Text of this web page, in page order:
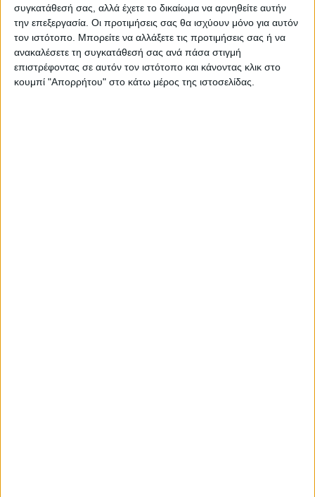
συγκατάθεσή σας, αλλά έχετε το δικαίωμα να αρνηθείτε αυτήν
την επεξεργασία. Οι προτιμήσεις σας θα ισχύουν μόνο για αυτόν
τον ιστότοπο. Μπορείτε να αλλάξετε τις προτιμήσεις σας ή να
ανακαλέσετε τη συγκατάθεσή σας ανά πάσα στιγμή
επιστρέφοντας σε αυτόν τον ιστότοπο και κάνοντας κλικ στο
κουμπί "Απορρήτου" στο κάτω μέρος της ιστοσελίδας.
Από το 1994, στο 2025
Ο Προμηθευτικός Συνεταιρισμός Γεωπόνων
ιδρύθηκε το 1994 από μια ομάδα γεωπόνων
με πρωταρχικό σκοπό την από κοινού αγορά